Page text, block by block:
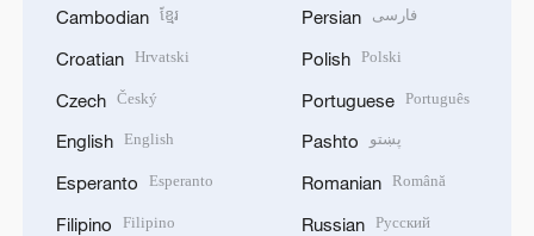
Cambodian ខ្មែរ
Croatian Hrvatski
Czech Český
English English
Esperanto Esperanto
Filipino Filipino
Persian فارسی
Polish Polski
Portuguese Português
Pashto پښتو
Romanian Română
Russian Русский